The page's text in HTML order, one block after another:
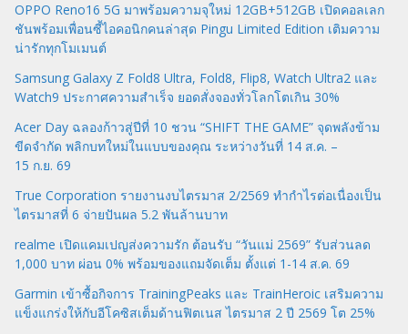
OPPO Reno16 5G มาพร้อมความจุใหม่ 12GB+512GB เปิดคอลเลก
ชันพร้อมเพื่อนซี้ไอคอนิกคนล่าสุด Pingu Limited Edition เติมความ
น่ารักทุกโมเมนต์
Samsung Galaxy Z Fold8 Ultra, Fold8, Flip8, Watch Ultra2 และ
Watch9 ประกาศความสำเร็จ ยอดสั่งจองทั่วโลกโตเกิน 30%
Acer Day ฉลองก้าวสู่ปีที่ 10 ชวน “SHIFT THE GAME” จุดพลังข้าม
ขีดจำกัด พลิกบทใหม่ในแบบของคุณ ระหว่างวันที่ 14 ส.ค. –
15 ก.ย. 69
True Corporation รายงานงบไตรมาส 2/2569 ทำกำไรต่อเนื่องเป็น
ไตรมาสที่ 6 จ่ายปันผล 5.2 พันล้านบาท
realme เปิดแคมเปญส่งความรัก ต้อนรับ “วันแม่ 2569” รับส่วนลด
1,000 บาท ผ่อน 0% พร้อมของแถมจัดเต็ม ตั้งแต่ 1-14 ส.ค. 69
Garmin เข้าซื้อกิจการ TrainingPeaks และ TrainHeroic เสริมความ
แข็งแกร่งให้กับอีโคซิสเต็มด้านฟิตเนส ไตรมาส 2 ปี 2569 โต 25%